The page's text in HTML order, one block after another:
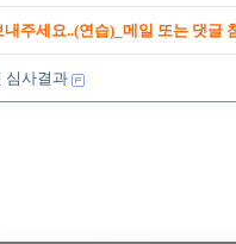
주세요..(연습)_메일 또는 댓글
심사결과